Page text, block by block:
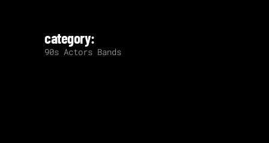
category:
90s Actors Bands